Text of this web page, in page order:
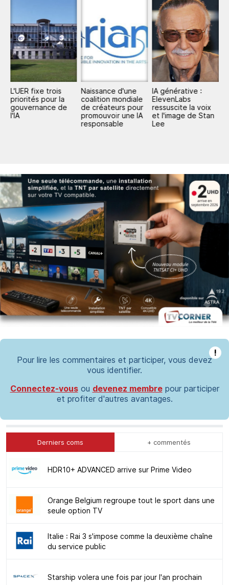
L'UER fixe trois
priorités pour la
gouvernance de
l'IA
Naissance d'une
coalition mondiale
de créateurs pour
promouvoir une IA
responsable
IA générative :
ElevenLabs
ressuscite la voix
et l'image de Stan
Lee
!
Pour lire les commentaires et participer, vous devez
vous identifier.
Connectez-vousou devenez membrepour participer
et profiter d'autres avantages.
Derniers coms + commentés
HDR10+ ADVANCED arrive sur Prime Video
Orange Belgium regroupe tout le sport dans une
seule option TV
Italie : Rai 3 s'impose comme la deuxième chaîne
du service public
Starship volera une fois par jour l'an prochain